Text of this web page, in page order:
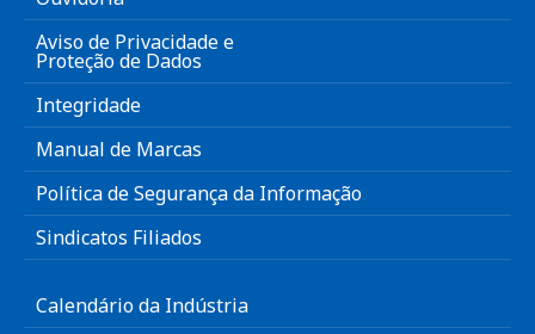
Aviso de Privacidade e
Proteção de Dados
Integridade
Manual de Marcas
Política de Segurança da Informação
Sindicatos Filiados
Calendário da Indústria